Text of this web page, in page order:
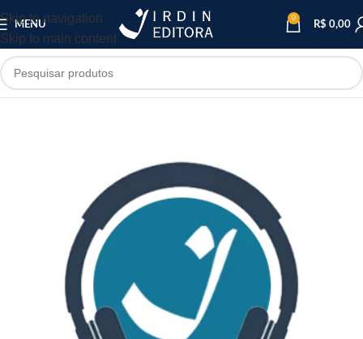
Skip to navigation
Skip to main content
MENU
0
R$ 0,00